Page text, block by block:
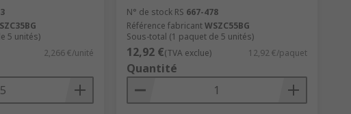
5 unités)
2,266 €/unité
N° de stock RS 667-478
Référence fabricantWSZC55BG
Sous-total (1 paquet de 5 unités)
12,92 €(TVA exclue) 12,92 €/paquet
Quantité